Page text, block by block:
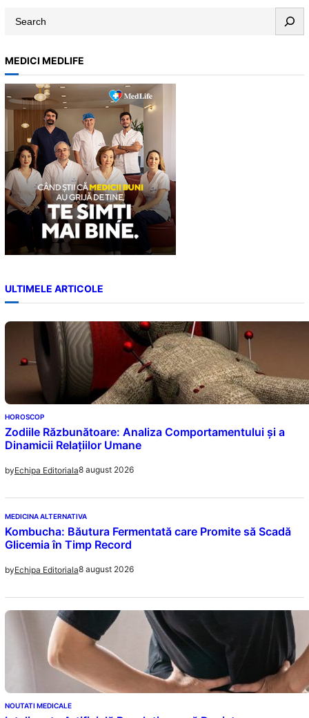
r
c
h
MEDICI MEDLIFE
ULTIMELE ARTICOLE
HOROSCOP
Zodiile Răzbunătoare: Analiza Comportamentului și a
Dinamicii Relațiilor Umane
byEchipa Editoriala8 august 2026
MEDICINA ALTERNATIVA
Kombucha: Băutura Fermentată care Promite să Scadă
Glicemia în Timp Record
byEchipa Editoriala8 august 2026
NOUTATI MEDICALE